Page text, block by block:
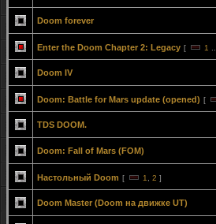
Doom forever
Enter the Doom Chapter 2: Legacy [ 1
Doom IV
Doom: Battle for Mars update (opened) [
TDS DOOM.
Doom: Fall of Mars (FOM)
Настольный Doom [ 1 2 ]
Doom Master (Doom на движке UT)